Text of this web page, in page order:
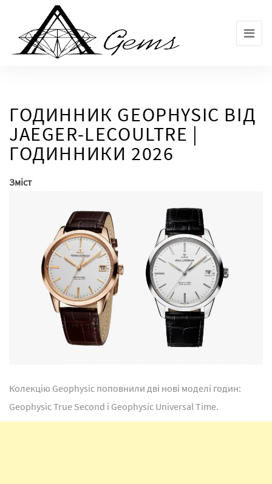
ГОДИННИК GEOPHYSIC ВІД
JAEGER-LECOULTRE |
ГОДИННИКИ 2026
Зміст
Колекцію Geophysic поповнили дві нові моделі годин:
Geophysic True Second і Geophysic Universal Time.